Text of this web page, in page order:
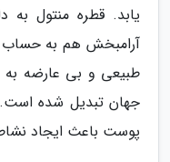
یابد. قطره منتول به
آرامبخش هم به حساب
طبیعی و بی عارضه
جهان تبدیل شده
پوست باعث ایجاد